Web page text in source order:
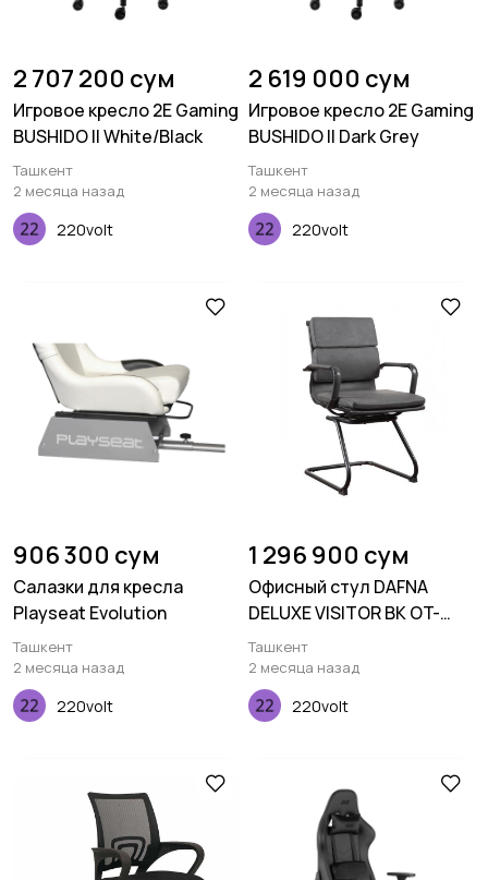
2 707 200 сум
Игровое кресло 2E Gaming
BUSHIDO II White/Black
Ташкент
2 месяца назад
220volt
2 619 000 сум
Игровое кресло 2E Gaming
BUSHIDO II Dark Grey
Ташкент
2 месяца назад
220volt
906 300 сум
Салазки для кресла
Playseat Evolution
Ташкент
2 месяца назад
220volt
1 296 900 сум
Офисный стул DAFNA
DELUXE VISITOR BK OT-
5002A-BK
Ташкент
2 месяца назад
220volt